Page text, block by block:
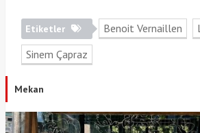
Etiketler Benoit Vernaillen
Sinem Çapraz
Mekan